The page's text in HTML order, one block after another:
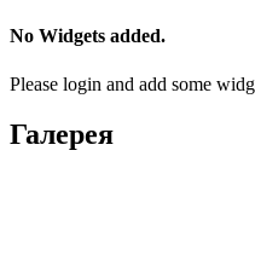
No Widgets added.
Please login and add some
Галерея